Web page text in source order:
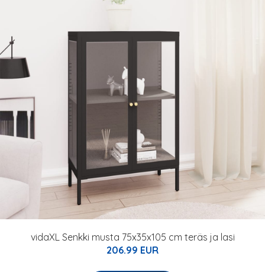
vidaXL Senkki musta 75x35x105 cm teräs ja lasi
206.99 EUR